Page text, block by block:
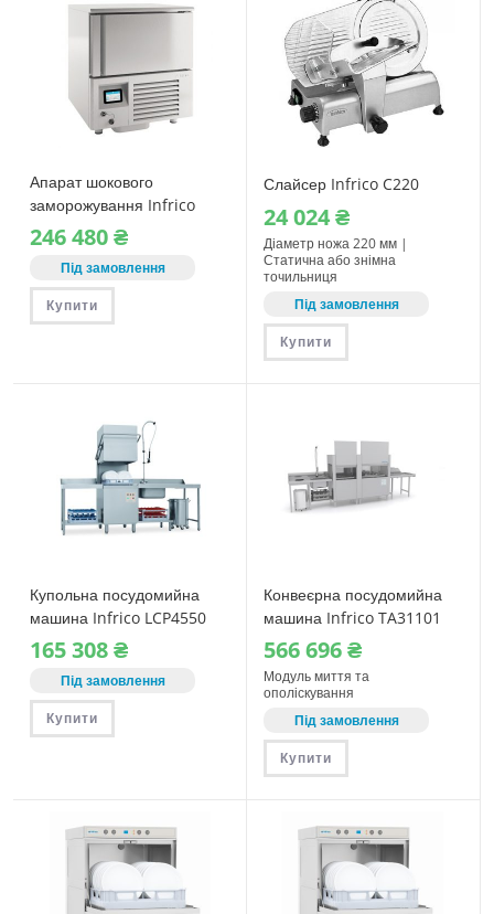
Апарат шокового
заморожування Infrico
ABT5 1L
246‎ 480₴
Під замовлення
Купити
Слайсер Infrico C220
24‎ 024₴
Діаметр ножа 220 мм |
Статична або знімна
точильниця
Під замовлення
Купити
Купольна посудомийна
машина Infrico LCP4550
165‎ 308₴
Під замовлення
Купити
Конвеєрна посудомийна
машина Infrico TA31101
566‎ 696₴
Модуль миття та
ополіскування
Під замовлення
Купити